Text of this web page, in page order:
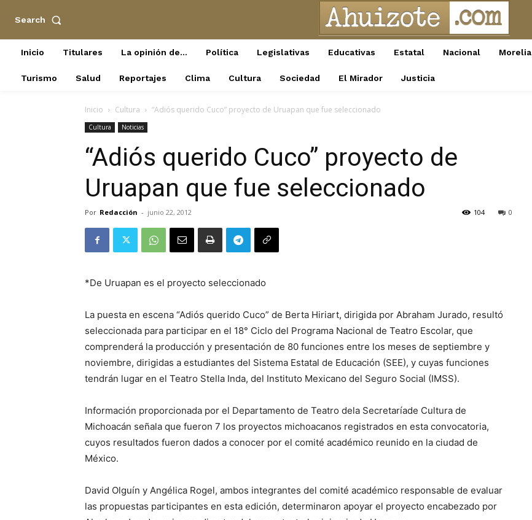
Search
Inicio Titulares La opinión de… Política Legislativas Educativas Estatal Nacional Morelia
Turismo Salud Reportajes Clima Cultura Sociedad El Mirador Justicia
Inicio Cultura “Adiós querido Cuco” proyecto de Uruapan que fue seleccionado
Cultura Noticias
“Adiós querido Cuco” proyecto de
Uruapan que fue seleccionado
Por Redacción - junio 22, 2012 0
104
*De Uruapan es el proyecto seleccionado
La puesta en escena “Adiós querido Cuco” de Berta Hiriart, dirigida por Abraham Jurado, resultó
seleccionada para participar en el 18° Ciclo del Programa Nacional de Teatro Escolar, que
comprenderá la producción y presentación de 80 funciones entre los meses de septiembre y
noviembre, dirigidas a estudiantes del Sistema Estatal de Educación (SEE), y cuyas funciones
tendrán lugar en el Teatro Stella Inda, del Instituto Mexicano del Seguro Social (IMSS).
Información proporcionada por el Departamento de Teatro dela Secretaríade Cultura de
Michoacán señala que fueron 7 los proyectos michoacanos registrados en esta convocatoria,
cuyos resultados fueron dados a conocer por el comité académico reunido en la ciudad de
México.
David Olguín y Angélica Rogel, ambos integrantes del comité académico responsable de evaluar
las propuestas participantes en esta edición, determinaron apoyar el proyecto encabezado por